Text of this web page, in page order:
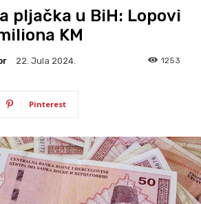
pljačka u BiH: Lopovi
KM
22. Jula 2024. 1253
Pinterest